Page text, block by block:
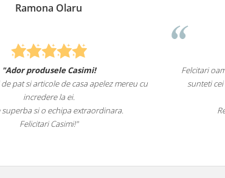
Elena Suia
Felcitari oameni minunati pentru produsele pe care le aveti,
sunteti cei mai buni. Nepotii mei au fost tare incantati de
lenjeriile de pat.
Recomand cu drag si increde Casimi.ro